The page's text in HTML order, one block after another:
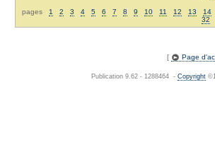
pages 1 2 3 4 5 6 7 8 9 10 11 12 13
14
32
[ Page
Publication 9.62 - 1288464 - Copyright